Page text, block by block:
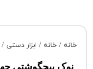
خانه خانه ابزار دستی